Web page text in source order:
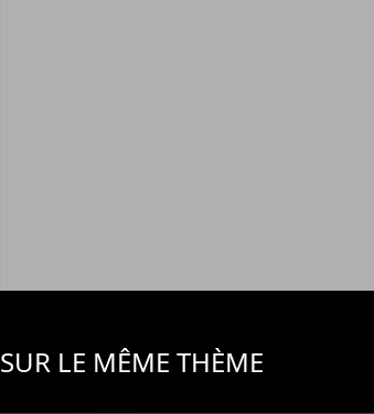
SUR LE MÊME THÈME